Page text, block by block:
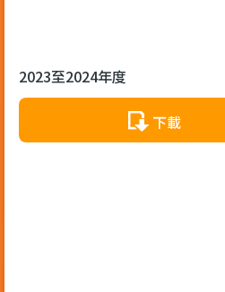
2023至2024年度
下載